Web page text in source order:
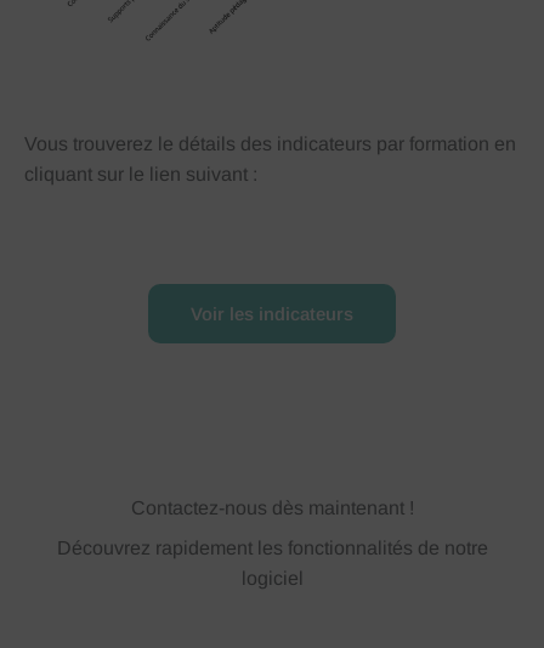
Vous trouverez le détails des indicateurs par formation en
cliquant sur le lien suivant :
Voir les indicateurs
Contactez-nous dès maintenant !
Découvrez rapidement les fonctionnalités de notre
logiciel